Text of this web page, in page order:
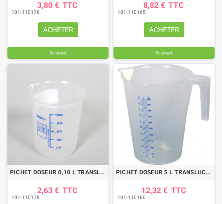
3,80 € TTC
101-110176
ACHETER
En stock
8,82 € TTC
101-110165
ACHETER
En stock
PICHET DOSEUR 0,10 L TRANSLUCIDE
2,63 € TTC
101-110178
PICHET DOSEUR 5 L TRANSLUCIDE
12,32 € TTC
101-110180